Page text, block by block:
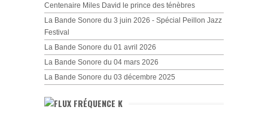
Centenaire Miles David le prince des ténèbres
La Bande Sonore du 3 juin 2026 - Spécial Peillon Jazz
Festival
La Bande Sonore du 01 avril 2026
La Bande Sonore du 04 mars 2026
La Bande Sonore du 03 décembre 2025
FRÉQUENCE K